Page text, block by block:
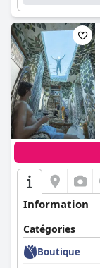
Information
Catégories
Boutique